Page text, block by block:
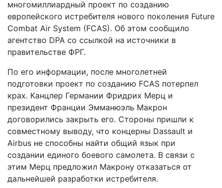
многомиллиардный проект по созданию
европейского истребителя нового поколения Future
Combat Air System (FCAS). Об этом сообщило
агентство DPA со ссылкой на источники в
правительстве ФРГ.
По его информации, после многолетней
подготовки проект по созданию FCAS потерпел
крах. Канцлер Германии Фридрих Мерц и
президент Франции Эмманюэль Макрон
договорились закрыть его. Стороны пришли к
совместному выводу, что концерны Dassault и
Airbus не способны найти общий язык при
создании единого боевого самолета. В связи с
этим Мерц предложил Макрону отказаться от
дальнейшей разработки истребителя.